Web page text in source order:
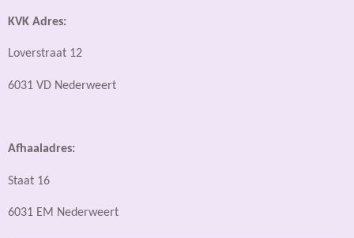
KVK Adres:
Loverstraat 12
6031 VD Nederweert
Afhaaladres:
Staat 16
6031 EM Nederweert